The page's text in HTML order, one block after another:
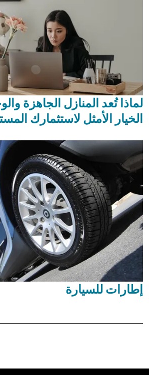
لماذا تُعد المنازل الجاهزة
الخيار الأمثل لاستثمارك
إطارات للسيارة